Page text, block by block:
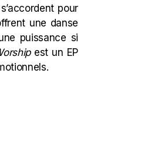
pour
une danse
puissance si
est un EP